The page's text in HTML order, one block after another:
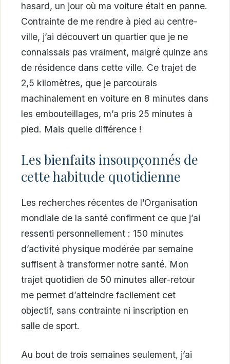
hasard, un jour où ma voiture était en panne.
Contrainte de me rendre à pied au centre-
ville, j’ai découvert un quartier que je ne
connaissais pas vraiment, malgré quinze ans
de résidence dans cette ville. Ce trajet de
2,5 kilomètres, que je parcourais
machinalement en voiture en 8 minutes dans
les embouteillages, m’a pris 25 minutes à
pied. Mais quelle différence !
Les bienfaits insoupçonnés de
cette habitude quotidienne
Les recherches récentes de l’Organisation
mondiale de la santé confirment ce que j’ai
ressenti personnellement : 150 minutes
d’activité physique modérée par semaine
suffisent à transformer notre santé. Mon
trajet quotidien de 50 minutes aller-retour
me permet d’atteindre facilement cet
objectif, sans contrainte ni inscription en
salle de sport.
Au bout de trois semaines seulement, j’ai